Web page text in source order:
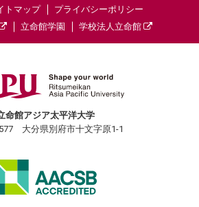
トマップ
プライバシーポリシー
立命館学園 学校法人立命館
命館アジア太平洋大学
大分県別府市十文字原1-1